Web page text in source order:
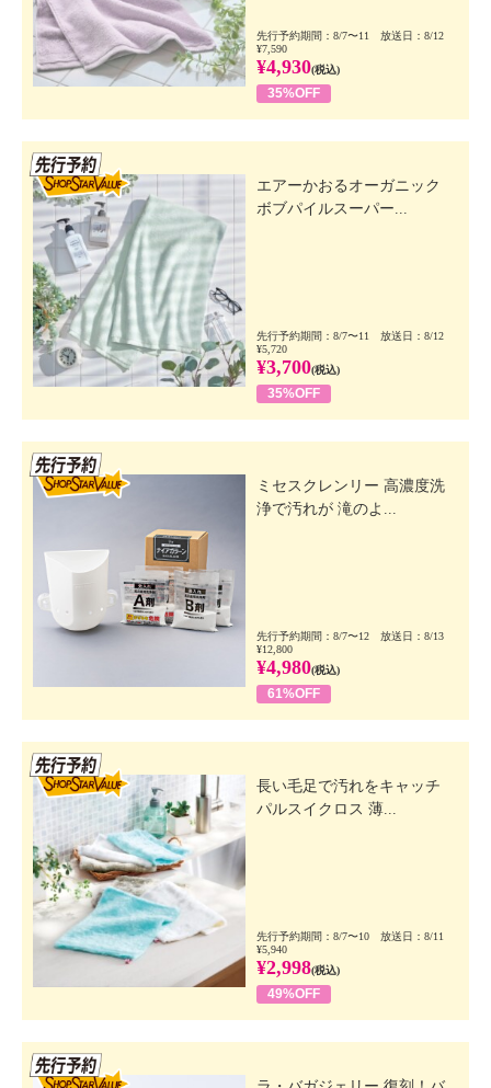
先行予約期間：8/7〜11 放送日：8/12
¥7,590
¥4,930(税込)
35%OFF
エアーかおるオーガニック
ボブパイルスーパー...
先行予約期間：8/7〜11 放送日：8/12
¥5,720
¥3,700(税込)
35%OFF
ミセスクレンリー 高濃度洗
浄で汚れが 滝のよ...
先行予約期間：8/7〜12 放送日：8/13
¥12,800
¥4,980(税込)
61%OFF
長い毛足で汚れをキャッチ
パルスイクロス 薄...
先行予約期間：8/7〜10 放送日：8/11
¥5,940
¥2,998(税込)
49%OFF